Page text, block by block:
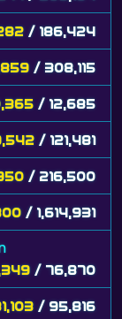
/ 186,424
/ 308,115
/ 12,685
/ 121,481
/ 216,500
/ 1,614,931
/ 76,870
/ 95,816